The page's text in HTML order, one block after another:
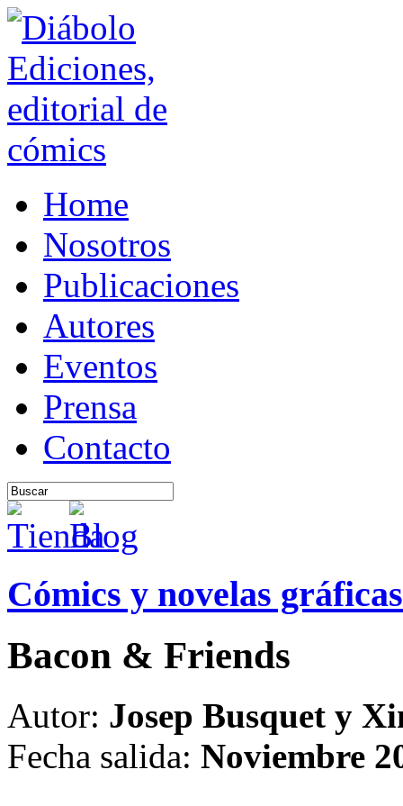
Home
Nosotros
Publicaciones
Autores
Eventos
Prensa
Contacto
Cómics y novelas gráficas
Bacon & Friends
Autor: Josep Busquet y
Fecha salida: Noviembre